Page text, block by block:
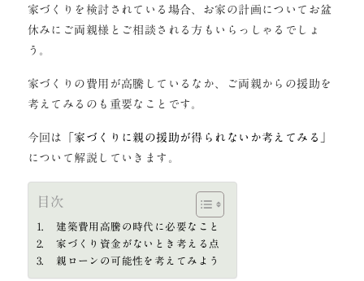
家づくりを検討されている場合、お家の計画についてお盆
休みにご両親様とご相談される方もいらっしゃるでしょ
う。
家づくりの費用が高騰しているなか、ご両親からの援助を
考えてみるのも重要なことです。
今回は
「家づくりに親の援助が得られないか考えてみる」
について解説していきます。
目次
建築費用高騰の時代に必要なこと
家づくり資金がないとき考える点
親ローンの可能性を考えてみよう